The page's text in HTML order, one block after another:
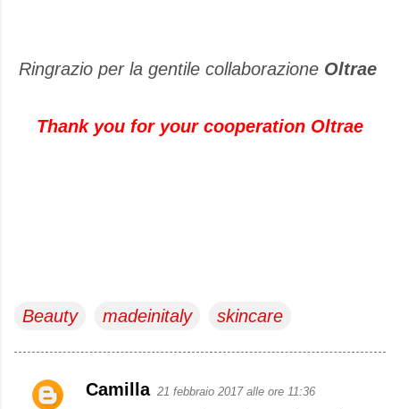
Ringrazio per la gentile collaborazione Oltrae
Thank you for your cooperation Oltrae
Beauty madeinitaly skincare
C
Camilla 21 febbraio 2017 alle ore 11:36